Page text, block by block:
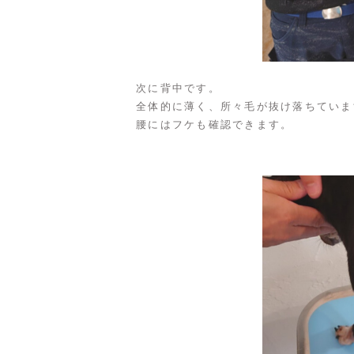
次に背中です。
全体的に薄く、所々毛が抜け落ちてい
腰にはフケも確認できます。